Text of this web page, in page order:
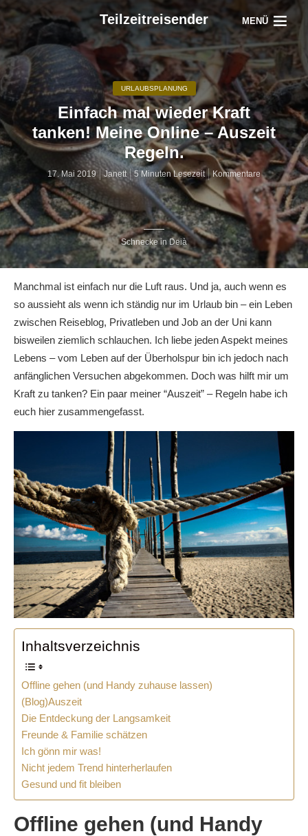
Teilzeitreisender MENÜ
Schnecke in Deià
URLAUBSPLANUNG
Einfach mal wieder Kraft
tanken! Meine Online – Auszeit
Regeln.
17. Mai 2019 Janett 5 Minuten Lesezeit Kommentare
Manchmal ist einfach nur die Luft raus. Und ja, auch wenn es
so aussieht als wenn ich ständig nur im Urlaub bin – ein Leben
zwischen Reiseblog, Privatleben und Job an der Uni kann
bisweilen ziemlich schlauchen. Ich liebe jeden Aspekt meines
Lebens – vom Leben auf der Überholspur bin ich jedoch nach
anfänglichen Versuchen abgekommen. Doch was hilft mir um
Kraft zu tanken? Ein paar meiner “Auszeit” – Regeln habe ich
euch hier zusammengefasst.
Inhaltsverzeichnis
Offline gehen (und Handy zuhause lassen)
(Blog)Auszeit
Die Entdeckung der Langsamkeit
Freunde & Familie schätzen
Ich gönn mir was!
Nicht jedem Trend hinterherlaufen
Gesund und fit bleiben
Offline gehen (und Handy